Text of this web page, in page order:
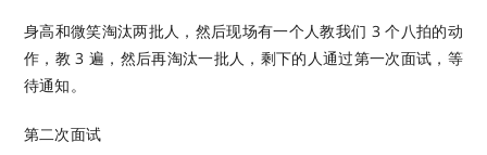
身高和微笑淘汰两批人，然后现场有一个人教我们 3 个八拍的动
作，教 3 遍，然后再淘汰一批人，剩下的人通过第一次面试，等
待通知。
第二次面试